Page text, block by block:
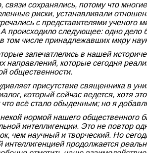
связи сохранялись, потому что
риски, устанавливали
с представителями ученого
происходило следующее: одно дело
том числе принадлежавших миру
запечатлелись в нашей
направлений, которые сегодня
общественности.
присутствие священника в
который сейчас ведется, хотя
всё стало обыденным; но я
некой нормой нашего
интеллигенции. Это не повтор
чем научный и творческий. Но
интеллигенцией продолжается